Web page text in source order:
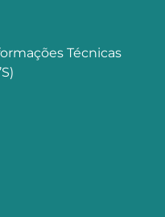
Técnicas